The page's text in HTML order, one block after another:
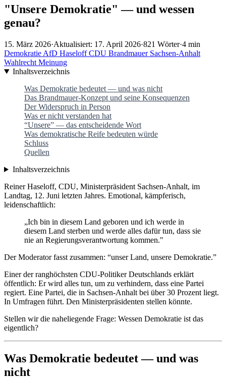
"Unsere Demokratie" — und wessen
genau?
15. März 2026·Aktualisiert: 17. April 2026·821 Wörter·4 min
Demokratie AfD HaseloffCDU Brandmauer Sachsen-Anhalt
Wahlrecht Meinung
Inhaltsverzeichnis
Was Demokratie bedeutet — und was nicht
Das Brandmauer-Konzept und seine Konsequenzen
Der Widerspruch in Person
Was er nicht verstanden hat
“Unsere” — das entscheidende Wort
Was demokratische Reife bedeuten würde
Schluss
Quellen
Inhaltsverzeichnis
Reiner Haseloff, CDU, Ministerpräsident Sachsen-Anhalt, im
Landtag, 12. Juni letzten Jahres. Emotional, kämpferisch,
leidenschaftlich:
„Ich bin in diesem Land geboren und ich werde in
diesem Land sterben und werde alles dafür tun, dass sie
nie an Regierungsverantwortung kommen."
Der Moderator fasst zusammen: “unser Land, unsere Demokratie.”
Einer der ranghöchsten CDU-Politiker Deutschlands erklärt
öffentlich: Er wird alles tun, um zu verhindern, dass eine Partei
regiert. Eine Partei, die in Sachsen-Anhalt bei über 30 Prozent liegt.
In Umfragen führt. Den Ministerpräsidenten stellen könnte.
Stellen wir die naheliegende Frage: Wessen Demokratie ist das
eigentlich?
Was Demokratie bedeutet — und was
nicht